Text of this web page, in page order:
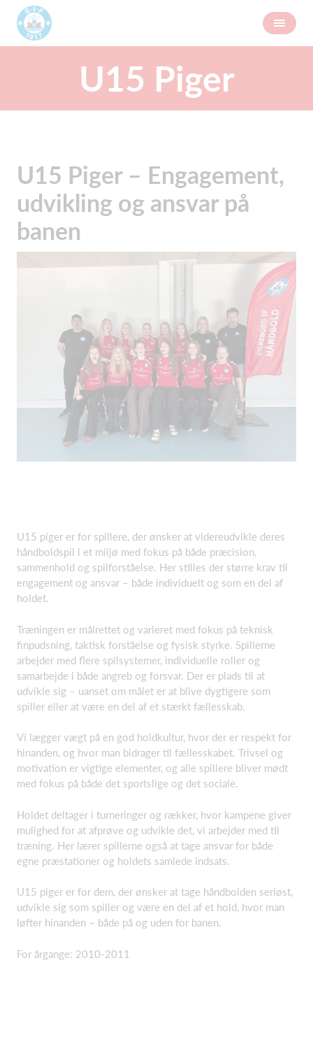
U15 Piger
U15 Piger – Engagement,
udvikling og ansvar på
banen
U15 piger er for spillere, der ønsker at videreudvikle deres
håndboldspil i et miljø med fokus på både præcision,
sammenhold og spilforståelse. Her stilles der større krav til
engagement og ansvar – både individuelt og som en del af
holdet.
Træningen er målrettet og varieret med fokus på teknisk
finpudsning, taktisk forståelse og fysisk styrke. Spillerne
arbejder med flere spilsystemer, individuelle roller og
samarbejde i både angreb og forsvar. Der er plads til at
udvikle sig – uanset om målet er at blive dygtigere som
spiller eller at være en del af et stærkt fællesskab.
Vi lægger vægt på en god holdkultur, hvor der er respekt for
hinanden, og hvor man bidrager til fællesskabet. Trivsel og
motivation er vigtige elementer, og alle spillere bliver mødt
med fokus på både det sportslige og det sociale.
Holdet deltager i turneringer og rækker, hvor kampene giver
mulighed for at afprøve og udvikle det, vi arbejder med til
træning. Her lærer spillerne også at tage ansvar for både
egne præstationer og holdets samlede indsats.
U15 piger er for dem, der ønsker at tage håndbolden seriøst,
udvikle sig som spiller og være en del af et hold, hvor man
løfter hinanden – både på og uden for banen.
For årgange: 2010-2011